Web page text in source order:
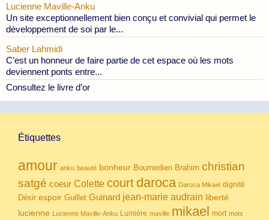
Lucienne Maville-Anku
Un site exceptionnellement bien conçu et convivial qui permet le
développement de soi par le...
Saber Lahmidi
C’est un honneur de faire partie de cet espace où les mots
deviennent ponts entre...
Consultez le livre d’or
Étiquettes
amour anku beauté bonheur Boumedien Brahim christian
satgé coeur Colette court daroca Daroca Mikael dignité
Désir espoir Guillet Guinard jean-marie audrain liberté
lucienne Lucienne Maville-Anku Lumière maville mikael mort mots